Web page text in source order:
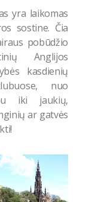
yra laikomas
sostine. Čia
pobūdžio
Anglijos
kasdienių
nuo
iki jaukių,
ar gatvės